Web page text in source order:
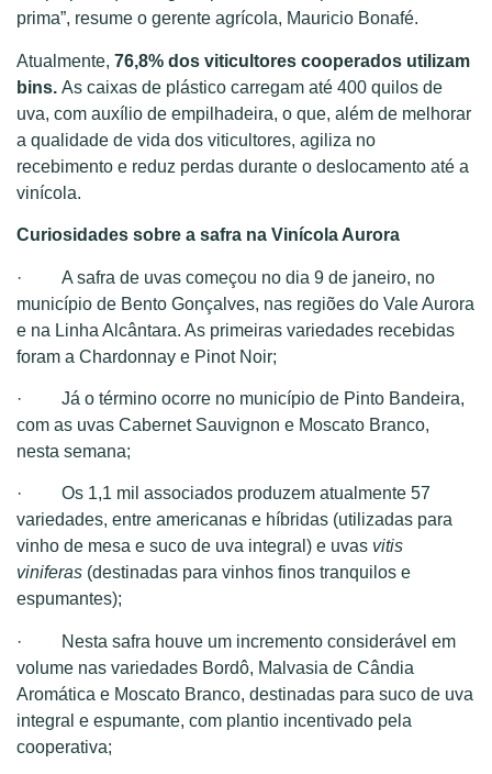
prima”, resume o gerente agrícola, Mauricio Bonafé.
Atualmente, 76,8% dos viticultores cooperados utilizam
bins. As caixas de plástico carregam até 400 quilos de
uva, com auxílio de empilhadeira, o que, além de melhorar
a qualidade de vida dos viticultores, agiliza no
recebimento e reduz perdas durante o deslocamento até a
vinícola.
Curiosidades sobre a safra na Vinícola Aurora
· A safra de uvas começou no dia 9 de janeiro, no
município de Bento Gonçalves, nas regiões do Vale Aurora
e na Linha Alcântara. As primeiras variedades recebidas
foram a Chardonnay e Pinot Noir;
· Já o término ocorre no município de Pinto Bandeira,
com as uvas Cabernet Sauvignon e Moscato Branco,
nesta semana;
· Os 1,1 mil associados produzem atualmente 57
variedades, entre americanas e híbridas (utilizadas para
vinho de mesa e suco de uva integral) e uvas vitis
viniferas (destinadas para vinhos finos tranquilos e
espumantes);
· Nesta safra houve um incremento considerável em
volume nas variedades Bordô, Malvasia de Cândia
Aromática e Moscato Branco, destinadas para suco de uva
integral e espumante, com plantio incentivado pela
cooperativa;